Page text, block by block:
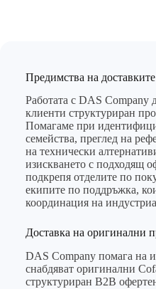
Предимства на
Работата с DAS Company
клиенти структуриран
Помагаме при
семейства, преглед на
на технически
изискването с подходящ
подкрепя отделите по
екипите по поддръжка,
координация на
Доставка на оригинални
DAS Company помага на
снабдяват оригинални
структуриран B2B